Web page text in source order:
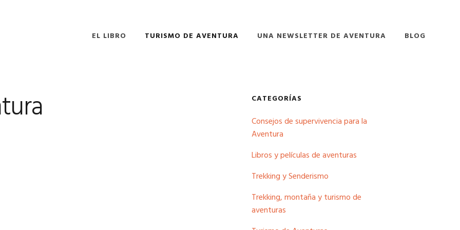
EL LIBRO TURISMO DE AVENTURA UNA NEWSLETTER DE AVENTURA BLOG
Barra
lateral
principal
CATEGORÍAS
Consejos de supervivencia para la
Aventura
Libros y películas de aventuras
Trekking y Senderismo
Trekking, montaña y turismo de
aventuras